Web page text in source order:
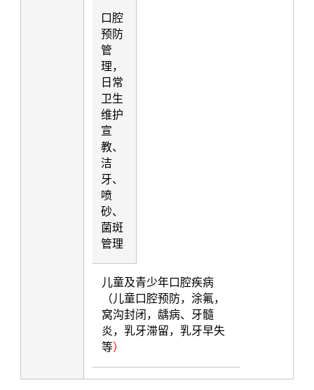
口腔
预防
管
理，
日常
卫生
维护
宣
教、
洁
牙、
喷
砂、
菌斑
管理
儿童及青少年口腔疾病
（儿童口腔预防，涂氟，
窝沟封闭，龋病、牙髓
炎，乳牙滞留，乳牙早失
等）